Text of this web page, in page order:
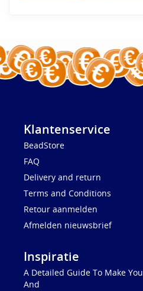
Klantenservice
BeadStore
FAQ
Delivery and return
Terms and Conditions
Retour aanmelden
Afmelden nieuwsbrief
Inspiratie
A Detailed Guide To Make
And